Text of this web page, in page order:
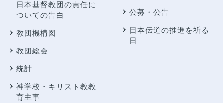
日本基督教団の責任に
ついての告白
教団機構図
教団総会
統計
神学校・キリスト教教
育主事
公募・公告
日本伝道の推進を祈る
日